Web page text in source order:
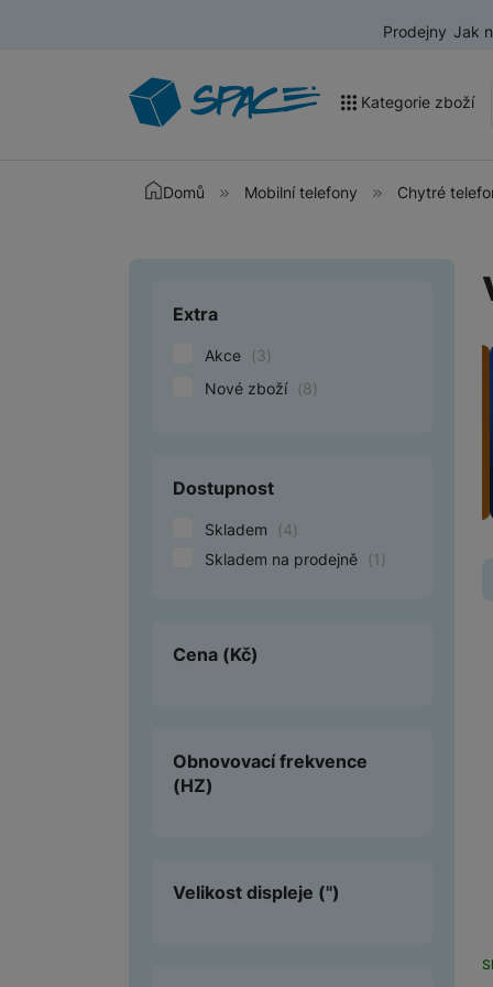
Prodejny Jak
Kategorie zboží
Akce a výprodej
Televize
Audio
Domácí spotřebiče
Foto
Smart
Herní zóna
Příslušenství
Dárkové poukázky iSpace
Domů Mobilní telefony Chytré
Upřesnit
Extra
Akce (3)
Nové zboží (8)
Dostupnost
Skladem (4)
Skladem na prodejně
(1 )
Cena (Kč)
Obnovovací frekvence
(HZ)
Velikost displeje (")